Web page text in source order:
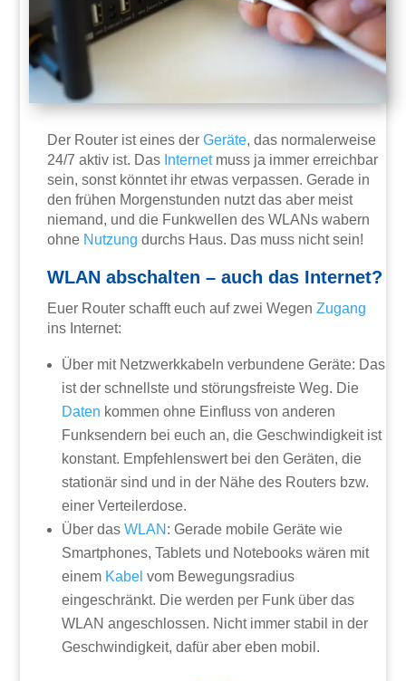
Der Router ist eines derGeräte, das normalerweise
24/7 aktiv ist. Das Internetmuss ja immer erreichbar
sein, sonst könntet ihr etwas verpassen. Gerade in
den frühen Morgenstunden nutzt das aber meist
niemand, und die Funkwellen des WLANs wabern
ohne Nutzung durchs Haus. Das muss nicht sein!
WLAN abschalten – auch das Internet?
Euer Router schafft euch auf zwei WegenZugang
ins Internet:
Über mit Netzwerkkabeln verbundene Geräte: Das
ist der schnellste und störungsfreiste Weg. Die
Daten kommen ohne Einfluss von anderen
Funksendern bei euch an, die Geschwindigkeit ist
konstant. Empfehlenswert bei den Geräten, die
stationär sind und in der Nähe des Routers bzw.
einer Verteilerdose.
Über dasWLAN : Gerade mobile Geräte wie
Smartphones, Tablets und Notebooks wären mit
einem Kabel vom Bewegungsradius
eingeschränkt. Die werden per Funk über das
WLAN angeschlossen. Nicht immer stabil in der
Geschwindigkeit, dafür aber eben mobil.